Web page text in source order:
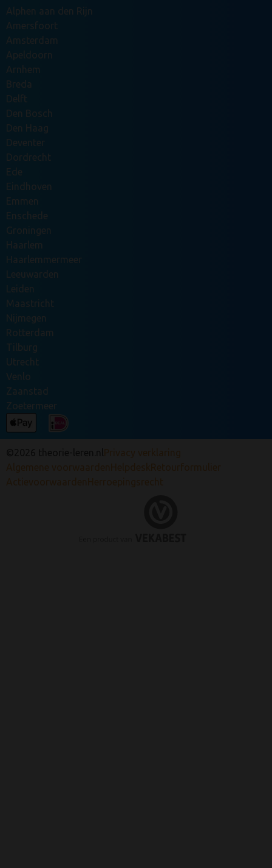
Alphen aan den Rijn
Amersfoort
Amsterdam
Apeldoorn
Arnhem
Breda
Delft
Den Bosch
Den Haag
Deventer
Dordrecht
Ede
Eindhoven
Emmen
Enschede
Groningen
Haarlem
Haarlemmermeer
Leeuwarden
Leiden
Maastricht
Nijmegen
Rotterdam
Tilburg
Utrecht
Venlo
Zaanstad
Zoetermeer